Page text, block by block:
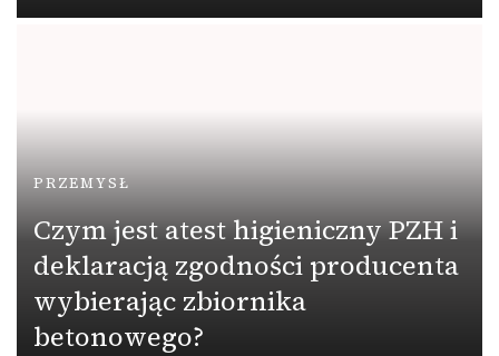
PRZEMYSŁ
Czym jest atest higieniczny PZH i
deklaracją zgodności producenta
wybierając zbiornika
betonowego?